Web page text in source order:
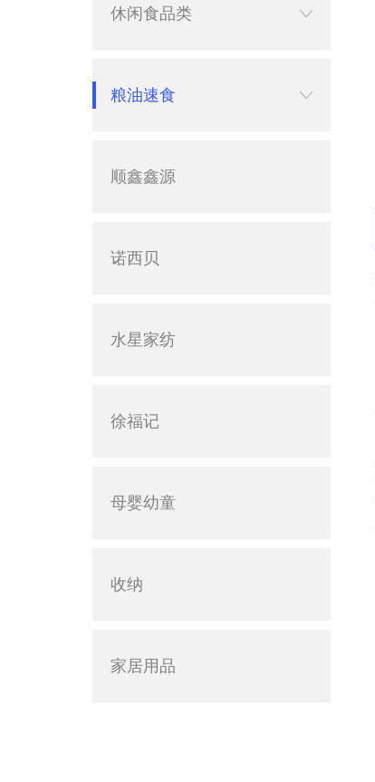
休闲食品类
粮油速食
顺鑫鑫源
诺西贝
水星家纺
徐福记
母婴幼童
收纳
家居用品